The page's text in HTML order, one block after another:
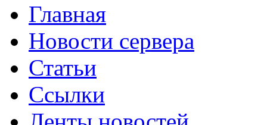
Главная
Новости сервера
Статьи
Ссылки